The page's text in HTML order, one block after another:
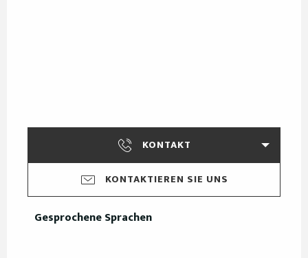
KONTAKT
KONTAKTIEREN SIE UNS
Gesprochene Sprachen
Gesprochene Sprachen